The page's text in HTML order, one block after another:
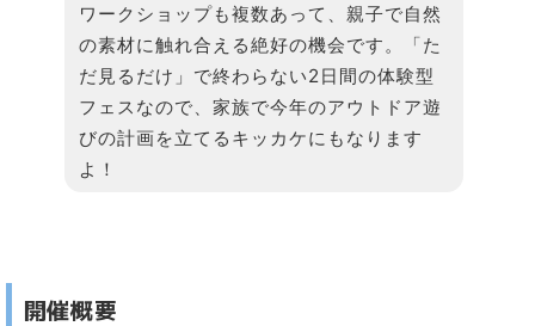
ワークショップも複数あって、親子で自然
の素材に触れ合える絶好の機会です。「た
だ見るだけ」で終わらない2日間の体験型
フェスなので、家族で今年のアウトドア遊
びの計画を立てるキッカケにもなります
よ！
開催概要